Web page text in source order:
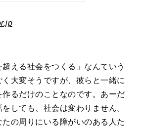
える社会をつくる」なんていう
大変そうですが、彼らと一緒に
るだけのことなのです。あーだ
しても、社会は変わりません。
の周りにいる障がいのある人た